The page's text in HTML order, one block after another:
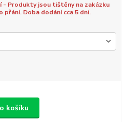
- Produkty jsou tištěny na zakázku
přání. Doba dodání cca 5 dní.
košíku